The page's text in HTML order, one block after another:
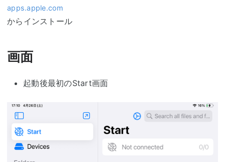
apps.apple.com
からインストール
画面
起動後最初のStart画面